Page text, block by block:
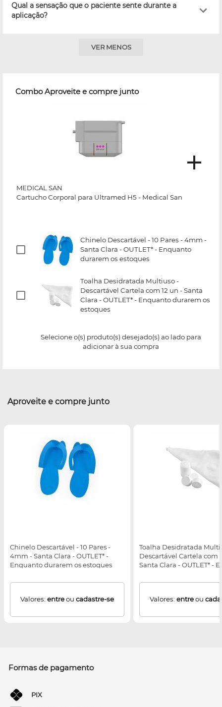
Qual a sensação que o paciente sente durante a
aplicação?
VER MENOS
Combo Aproveite e compre junto
MEDICAL SAN
Cartucho Corporal para Ultramed H5 - Medical San
Chinelo Descartável - 10 Pares - 4mm -
Santa Clara - OUTLET* - Enquanto
durarem os estoques
Toalha Desidratada Multiuso -
Descartável Cartela com 12 un - Santa
Clara - OUTLET* - Enquanto durarem os
estoques
Selecione o(s) produto(s) desejado(s) ao lado para
adicionar à sua compra
Aproveite e compre junto
Chinelo Descartável - 10 Pares -
4mm - Santa Clara - OUTLET* -
Enquanto durarem os estoques
Valores: entreou cadastre-se
Toalha Desidratada
Descartável Cartela com
Santa Clara - OUTLET* -
Valores: entreou
Formas de pagamento
PIX